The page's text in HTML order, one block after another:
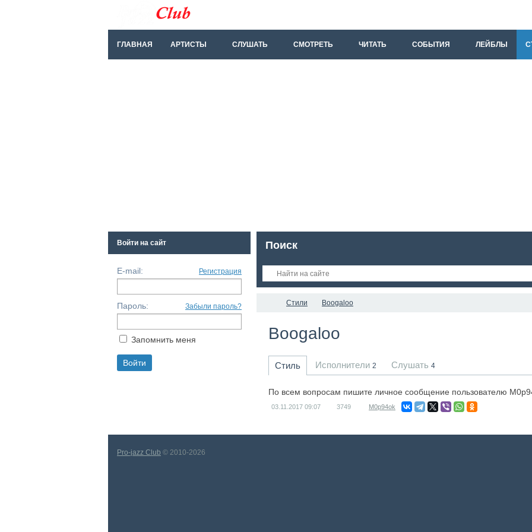
ГЛАВНАЯ АРТИСТЫ СЛУШАТЬ СМОТРЕТЬ ЧИТАТЬ СОБЫТИЯ ЛЕЙБЛЫ
Поиск
Стили Boogaloo
Boogaloo
Стиль Исполнители 2 Слушать 4
По всем вопросам пишите личное сообщение пользователю
03.11.2017 09:07 3749 M0p94ok
Войти на сайт
E-mail: Регистрация
Пароль: Забыли пароль?
Запомнить меня
Pro-jazz Club © 2010-2026